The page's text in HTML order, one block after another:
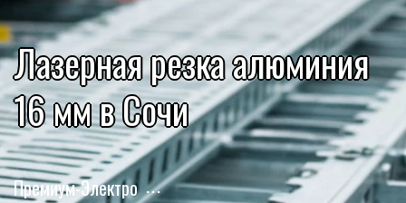
Лазерная резка алюминия
16 мм в Сочи
Премиум-Электро